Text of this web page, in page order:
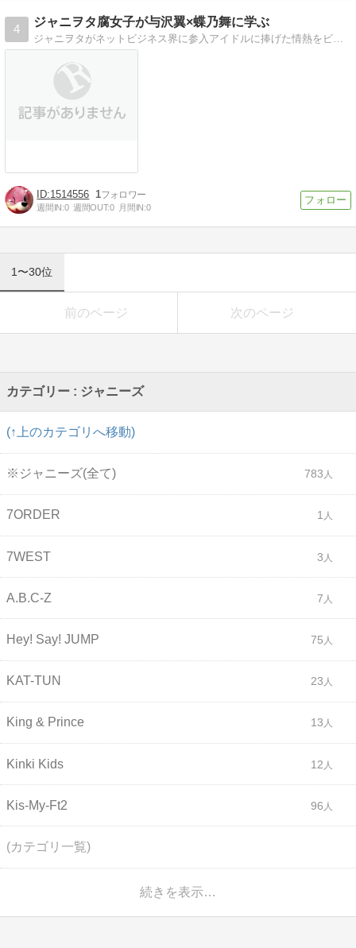
4
ジャニヲタ腐女子が与沢翼×蝶乃舞に学ぶ
ジャニヲタがネットビジネス界に参入アイドルに捧げた情熱をビジネスに注いでみた。
1514556 1
週間IN:0 週間OUT:0 月間IN:0
1〜30位
前のページ 次のページ
カテゴリー : ジャニーズ
(↑上のカテゴリへ移動)
※ジャニーズ(全て) 783
7ORDER 1
7WEST 3
A.B.C-Z 7
Hey! Say! JUMP 75
KAT-TUN 23
King & Prince 13
Kinki Kids 12
Kis-My-Ft2 96
(カテゴリ一覧)
続きを表示…